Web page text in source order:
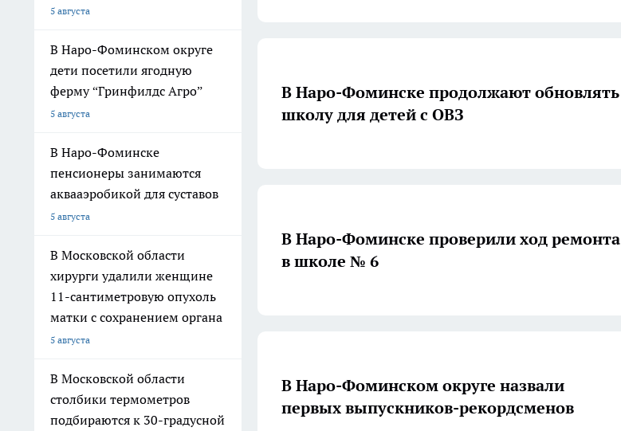
5 августа
В Наро-Фоминском округе
дети посетили ягодную
ферму “Гринфилдс Агро”
5 августа
В Наро-Фоминске
пенсионеры занимаются
аквааэробикой для суставов
5 августа
В Московской области
хирурги удалили женщине
11-сантиметровую опухоль
матки с сохранением органа
5 августа
В Московской области
столбики термометров
подбираются к 30-градусной
В Наро-Фоминске продолжают обновлять
школу для детей с ОВЗ
В Наро-Фоминске проверили ход ремонта
в школе № 6
В Наро-Фоминском округе назвали
первых выпускников-рекордсменов